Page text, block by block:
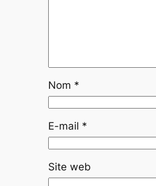
Nom *
E-mail *
Site web